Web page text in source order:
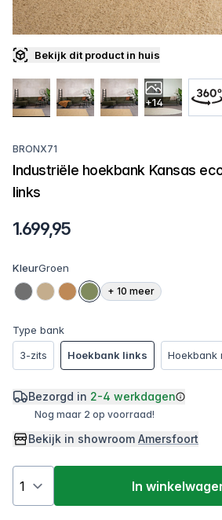
Bekijk dit product in huis
+14
BRONX71
Industriële hoekbank Kansas
links
1.699,95
KleurGroen
+ 10 meer
Type bank
3-zits
Hoekbank links Hoekbank
Bezorgd in 2-4 werkdagen
Nog maar 2 op voorraad!
Bekijk in showroom Amersfoort
In